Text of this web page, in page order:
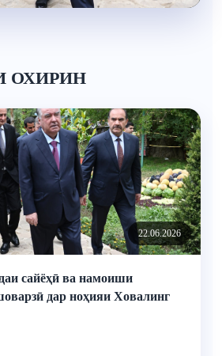
ОХИРИН
22.06.2026
сайёҳӣ ва намоиши
дар ноҳияи Ховалинг